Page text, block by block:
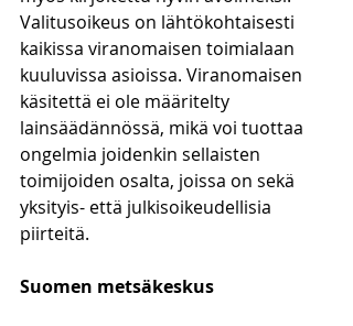
Valitusoikeus on lähtökohtaisesti
kaikissa viranomaisen toimialaan
kuuluvissa asioissa. Viranomaisen
käsitettä ei ole määritelty
lainsäädännössä, mikä voi tuottaa
ongelmia joidenkin sellaisten
toimijoiden osalta, joissa on sekä
yksityis- että julkisoikeudellisia
piirteitä.
Suomen metsäkeskus